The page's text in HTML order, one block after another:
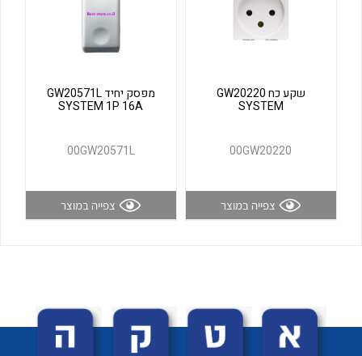
נקודות מכירה
שקע כח GW20220
SYSTEM
00GW20220
צפייה במוצר
מפסק יחיד GW20571L
SYSTEM 1P 16A
00GW20571L
צפייה במוצר